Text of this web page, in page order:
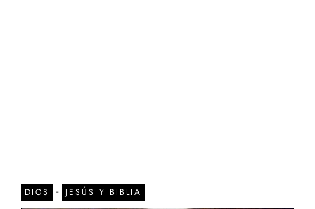
DIOS - JESÚS Y BIBLIA